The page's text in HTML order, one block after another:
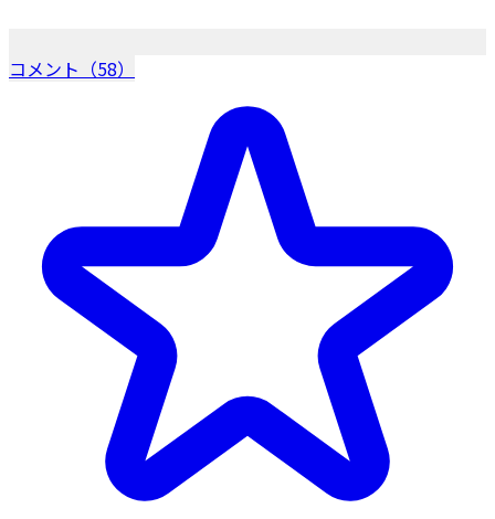
コメント（58）